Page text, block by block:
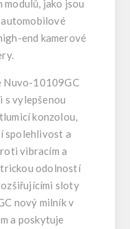
modulů, jako jsou
end kamerové
Nuvo-10109GC
s vylepšenou
konzolou,
spolehlivost a
vibracím a
odolností
sloty
nový milník v
a poskytuje